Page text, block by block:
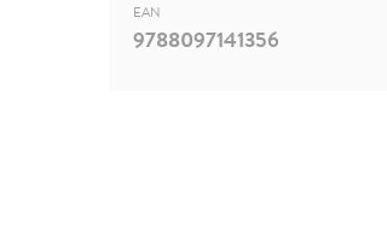
EAN
9788097141356